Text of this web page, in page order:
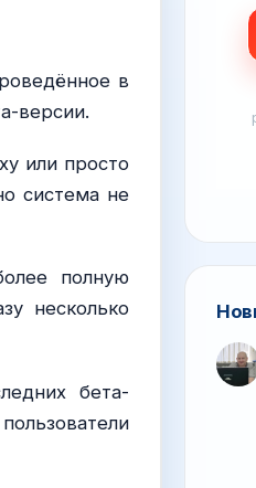
в
версии.
или просто
система не
полную
несколько
бета-